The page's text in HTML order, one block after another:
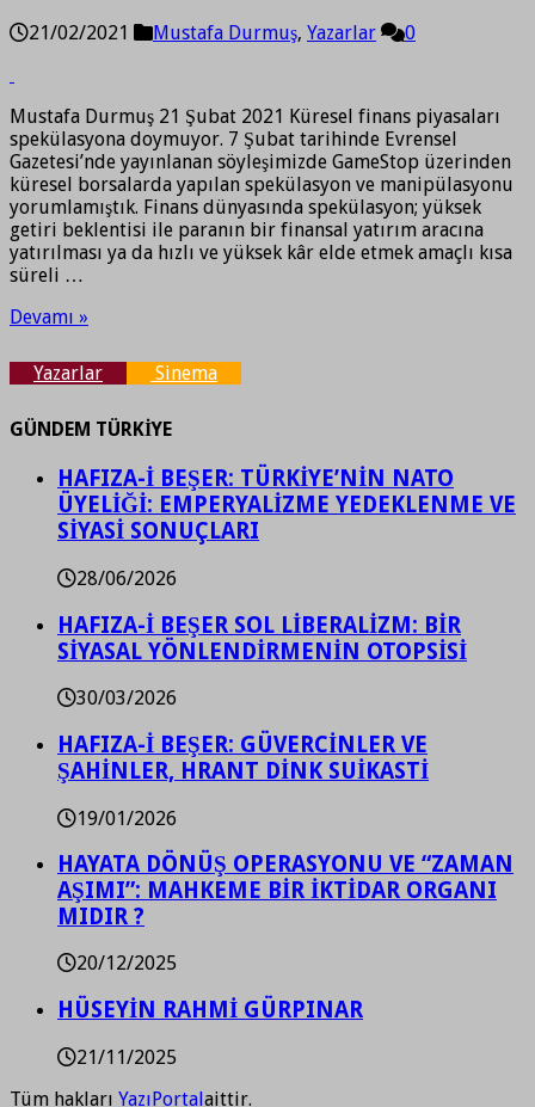
21/02/2021 Mustafa Durmuş, Yazarlar 0
Mustafa Durmuş 21 Şubat 2021 Küresel finans piyasaları
spekülasyona doymuyor. 7 Şubat tarihinde Evrensel
Gazetesi’nde yayınlanan söyleşimizde GameStop üzerinden
küresel borsalarda yapılan spekülasyon ve manipülasyonu
yorumlamıştık. Finans dünyasında spekülasyon; yüksek
getiri beklentisi ile paranın bir finansal yatırım aracına
yatırılması ya da hızlı ve yüksek kâr elde etmek amaçlı kısa
süreli …
Devamı »
Yazarlar Sinema
GÜNDEM TÜRKİYE
HAFIZA-İ BEŞER: TÜRKİYE’NİN NATO
ÜYELİĞİ: EMPERYALİZME YEDEKLENME VE
SİYASİ SONUÇLARI
28/06/2026
HAFIZA-İ BEŞER SOL LİBERALİZM: BİR
SİYASAL YÖNLENDİRMENİN OTOPSİSİ
30/03/2026
HAFIZA-İ BEŞER: GÜVERCİNLER VE
ŞAHİNLER, HRANT DİNK SUİKASTİ
19/01/2026
HAYATA DÖNÜŞ OPERASYONU VE “ZAMAN
AŞIMI”: MAHKEME BİR İKTİDAR ORGANI
MIDIR ?
20/12/2025
HÜSEYİN RAHMİ GÜRPINAR
21/11/2025
Tüm hakları YazıPortalaittir.